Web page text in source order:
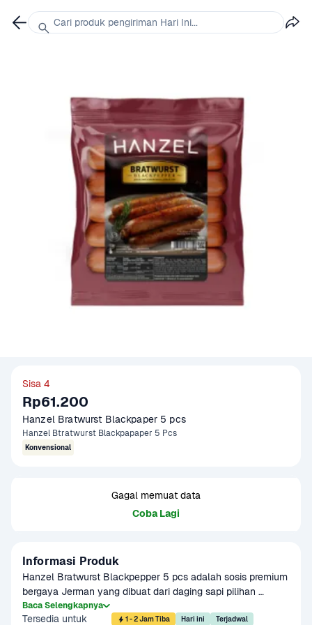
Sisa 4
Rp61.200
Hanzel Bratwurst Blackpaper 5 pcs
Hanzel Btratwurst Blackpapaper 5 Pcs
Konvensional
Gagal memuat data
Coba Lagi
Informasi Produk
Hanzel Bratwurst Blackpepper 5 pcs adalah sosis premium
bergaya Jerman yang dibuat dari daging sapi pilihan
dengan tambahan bumbu lada hitam khas. Teksturnya
padat, juicy, dan penuh rasa gurih yang menggugah selera.
Baca Selengkapnya
Tersedia untuk 1 - 2 Jam Tiba Hari ini Terjadwal
Cari produk pengiriman Hari Ini...